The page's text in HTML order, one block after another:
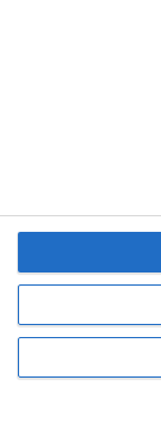
ΚΑΤΑΣΚΕΥΗ
GOOGLE MY
SOCIAL
WEB HOSTING